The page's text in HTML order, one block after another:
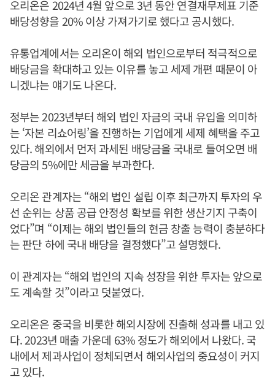
오리온은 2024년 4월 앞으로 3년 동안 연결재무제표 기준
배당성향을 20% 이상 가져가기로 했다고 공시했다.
유통업계에서는 오리온이 해외 법인으로부터 적극적으로
배당금을 확대하고 있는 이유를 놓고 세제 개편 때문이 아
니겠냐는 얘기도 나온다.
정부는 2023년부터 해외 법인 자금의 국내 유입을 의미하
는 ‘자본 리쇼어링’을 진행하는 기업에게 세제 혜택을 주고
있다. 해외에서 먼저 과세된 배당금을 국내로 들여오면 배
당금의 5%에만 세금을 부과한다.
오리온 관계자는 “해외 법인 설립 이후 최근까지 투자의 우
선 순위는 상품 공급 안정성 확보를 위한 생산기지 구축이
었다”며 “이제는 해외 법인들의 현금 창출 능력이 충분하다
는 판단 하에 국내 배당을 결정했다”고 설명했다.
이 관계자는 “해외 법인의 지속 성장을 위한 투자는 앞으로
도 계속할 것”이라고 덧붙였다.
오리온은 중국을 비롯한 해외시장에 진출해 성과를 내고 있
다. 2023년 매출 가운데 63% 정도가 해외에서 나왔다. 국
내에서 제과사업이 정체되면서 해외사업의 중요성이 커지
고 있다.